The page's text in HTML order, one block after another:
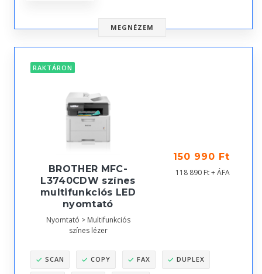
MEGNÉZEM
RAKTÁRON
BROTHER MFC-
L3740CDW színes
multifunkciós LED
nyomtató
Nyomtató > Multifunkciós
színes lézer
150 990 Ft
118 890 Ft + ÁFA
SCAN COPY FAX DUPLEX